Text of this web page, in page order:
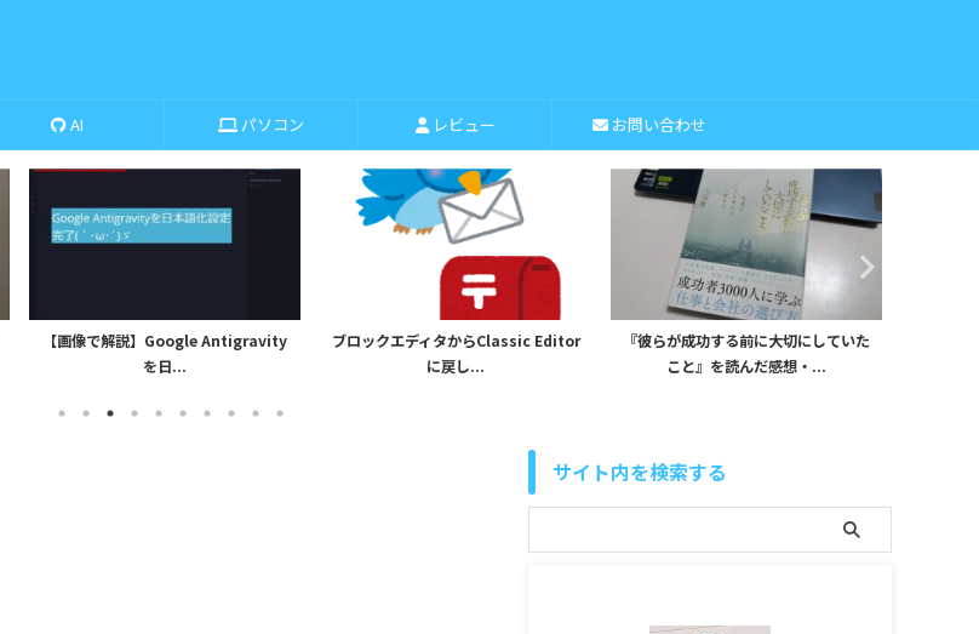
AI パソコン レビュー お問い合わせ
【画像で解説】Google Antigravity
を日...
ブロックエディタからClassic Editor
に戻し...
『彼らが成功する前に大切にしていた
こと』を読んだ感想・...
サイト内を検索する